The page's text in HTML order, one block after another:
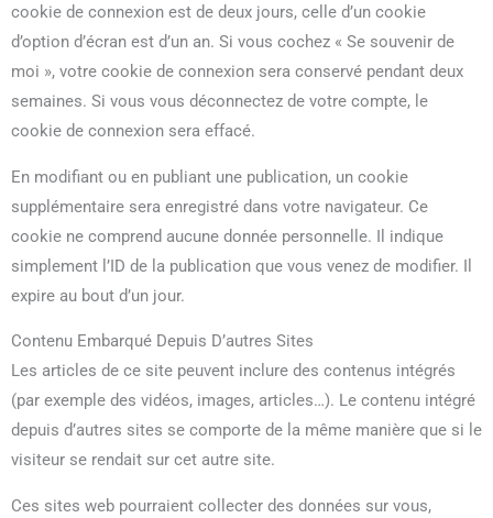
cookie de connexion est de deux jours, celle d’un cookie
d’option d’écran est d’un an. Si vous cochez « Se souvenir de
moi », votre cookie de connexion sera conservé pendant deux
semaines. Si vous vous déconnectez de votre compte, le
cookie de connexion sera effacé.
En modifiant ou en publiant une publication, un cookie
supplémentaire sera enregistré dans votre navigateur. Ce
cookie ne comprend aucune donnée personnelle. Il indique
simplement l’ID de la publication que vous venez de modifier. Il
expire au bout d’un jour.
Contenu Embarqué Depuis D’autres Sites
Les articles de ce site peuvent inclure des contenus intégrés
(par exemple des vidéos, images, articles…). Le contenu intégré
depuis d’autres sites se comporte de la même manière que si le
visiteur se rendait sur cet autre site.
Ces sites web pourraient collecter des données sur vous,